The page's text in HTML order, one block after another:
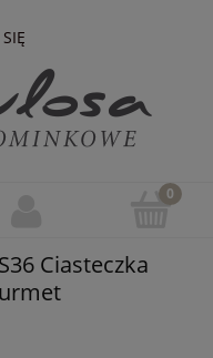
Ciasteczka